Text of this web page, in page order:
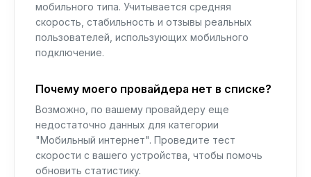
мобильного типа. Учитывается средняя
скорость, стабильность и отзывы реальных
пользователей, использующих мобильного
подключение.
Почему моего провайдера нет в списке?
Возможно, по вашему провайдеру еще
недостаточно данных для категории
"Мобильный интернет". Проведите тест
скорости с вашего устройства, чтобы помочь
обновить статистику.